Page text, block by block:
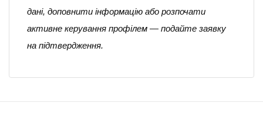
дані, доповнити інформацію або розпочати
активне керування профілем — подайте заявку
на підтвердження.